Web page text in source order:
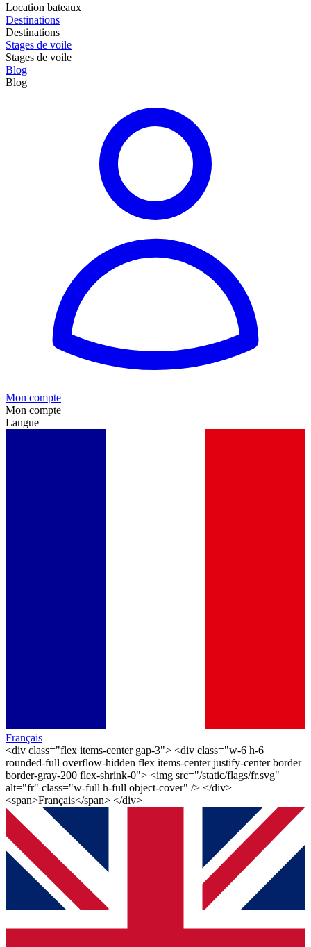
Location bateaux
Destinations
Destinations
Stages de voile
Stages de voile
Blog
Blog
Mon compte
Mon compte
Langue
Français
<div class="flex items-center gap-3"> <div class="w-6 h-6
rounded-full overflow-hidden flex items-center justify-center border
border-gray-200 flex-shrink-0"> <img src="/static/flags/fr.svg"
alt="fr" class="w-full h-full object-cover" /> </div>
<span>Français</span> </div>